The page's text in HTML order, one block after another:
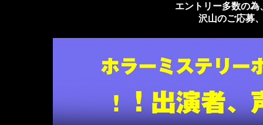
エントリー多数の
沢山のご応募